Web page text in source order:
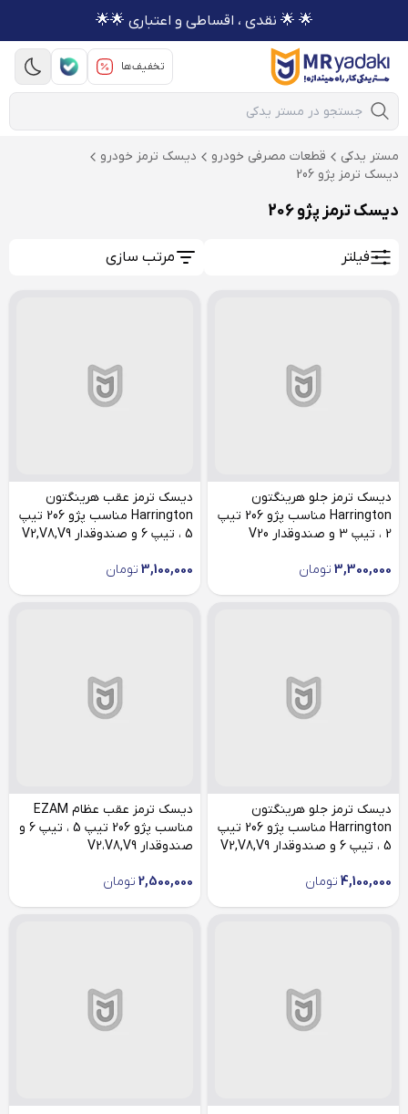
🌟 🌟 نقدی ، اقساطی و اعتباری 🌟🌟
تخفیف‌ها
Mobile Search
مستر یدکی قطعات مصرفی خودرو
دیسک ترمز خودرو
دیسک ترمز پژو 206
دیسک ترمز پژو 206
فیلتر مرتب سازی
دیسک ترمز جلو هرینگتون
Harrington مناسب پژو 206 تیپ
2 ، تیپ 3 و صندوقدار V20
3,300,000 تومان
دیسک ترمز عقب هرینگتون
Harrington مناسب پژو 206 تیپ
5 ، تیپ 6 و صندوقدار V2,V8,V9
3,100,000 تومان
دیسک ترمز جلو هرینگتون
Harrington مناسب پژو 206 تیپ
5 ، تیپ 6 و صندوقدار V2,V8,V9
4,100,000 تومان
دیسک ترمز عقب عظام EZAM
مناسب پژو 206 تیپ 5 ، تیپ 6 و
صندوقدار V2،V8,V9
2,500,000 تومان